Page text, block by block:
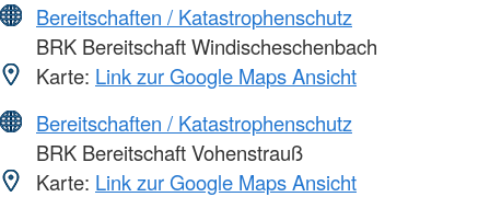
Bereitschaften / Katastrophenschutz
BRK Bereitschaft Windischeschenbach
Karte: Link zur Google Maps Ansicht
Bereitschaften / Katastrophenschutz
BRK Bereitschaft Vohenstrauß
Karte: Link zur Google Maps Ansicht